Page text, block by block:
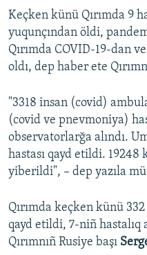
QOŞULIÑIZ!
Keçken künü Qırımda 9
yuqunçından öldi,
Qırımda COVID-19-dan
oldı, dep haber ete
"3318 insan (covid)
(covid ve pnevmoniya)
observatorlarğa alındı.
hastası qayd etildi.
yiberildi", – dep yazıla
Qırımda keçken künü
qayd etildi, 7-niñ hastalıq
Qırımnıñ Rusiye başı